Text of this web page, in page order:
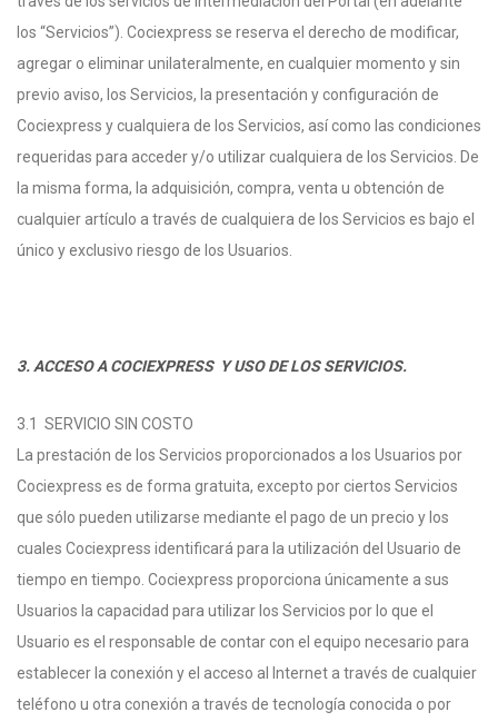
los “Servicios”). Cociexpress se reserva el derecho de modificar,
agregar o eliminar unilateralmente, en cualquier momento y sin
previo aviso, los Servicios, la presentación y configuración de
Cociexpress y cualquiera de los Servicios, así como las condiciones
requeridas para acceder y/o utilizar cualquiera de los Servicios. De
la misma forma, la adquisición, compra, venta u obtención de
cualquier artículo a través de cualquiera de los Servicios es bajo el
único y exclusivo riesgo de los Usuarios.
3. ACCESO A COCIEXPRESS Y USO DE LOS SERVICIOS.
3.1 SERVICIO SIN COSTO
La prestación de los Servicios proporcionados a los Usuarios por
Cociexpress es de forma gratuita, excepto por ciertos Servicios
que sólo pueden utilizarse mediante el pago de un precio y los
cuales Cociexpress identificará para la utilización del Usuario de
tiempo en tiempo. Cociexpress proporciona únicamente a sus
Usuarios la capacidad para utilizar los Servicios por lo que el
Usuario es el responsable de contar con el equipo necesario para
establecer la conexión y el acceso al Internet a través de cualquier
teléfono u otra conexión a través de tecnología conocida o por